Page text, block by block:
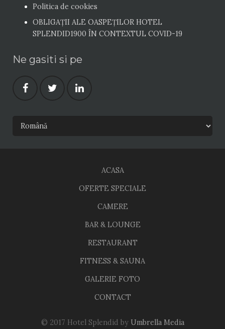
Politica de cookies
OBLIGAȚII ALE OASPEŢILOR HOTEL
SPLENDID1900 ÎN CONTEXTUL COVID-19
Ne gasiti si pe
ACASA
OFERTE SPECIALE
CAMERE
BAR & LOUNGE
RESTAURANT
FITNESS & SAUNA
GALERIE FOTO
CONTACT
© 2017 Hotel Splendid by Umbrella Media